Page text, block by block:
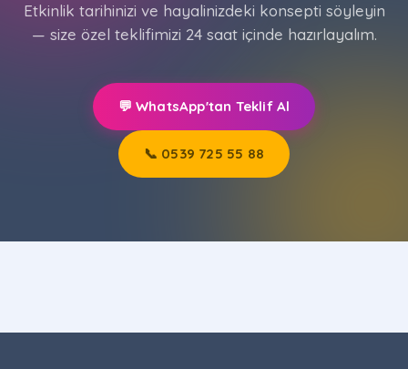
Etkinlik tarihinizi ve hayalinizdeki konsepti söyleyin
— size özel teklifimizi 24 saat içinde hazırlayalım.
💬 WhatsApp'tan Teklif Al
📞 0539 725 55 88